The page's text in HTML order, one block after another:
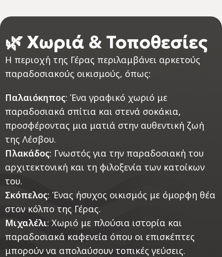
🌿 Χωριά & Τοποθεσίες
Η περιοχή της Γέρας περιλαμβάνει αρκετούς
παραδοσιακούς οικισμούς, όπως:
Παλαιόκηπος: Ένα γραφικό χωριό με
παραδοσιακά σπίτια και στενά σοκάκια,
προσφέροντας μια ματιά στην αυθεντική ζωή
της Λέσβου.
Πλακάδος: Γνωστός για την παραδοσιακή του
αρχιτεκτονική και τη φιλοξενία των κατοίκων
του.
Σκόπελος: Ένας ήσυχος οικισμός με όμορφη θέα
στον κόλπο της Γέρας.
Μιχαλέλι: Χωριό με πλούσια ιστορία και
παραδοσιακά καφενεία όπου οι επισκέπτες
μπορούν να απολαύσουν τοπικές γεύσεις.